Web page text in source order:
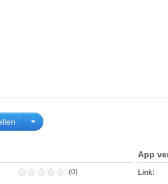
(0)
App
Link: